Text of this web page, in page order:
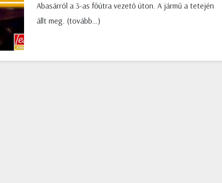
Abasárról a 3-as főútra vezető úton. A jármű a tetején
állt meg. (tovább…)